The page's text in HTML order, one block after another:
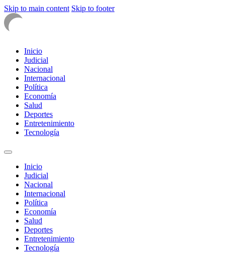
Skip to main content Skip to footer
Inicio
Judicial
Nacional
Internacional
Política
Economía
Salud
Deportes
Entretenimiento
Tecnología
Inicio
Judicial
Nacional
Internacional
Política
Economía
Salud
Deportes
Entretenimiento
Tecnología